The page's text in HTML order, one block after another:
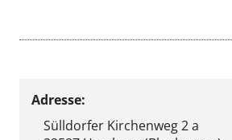
Adresse:
Sülldorfer Kirchenweg 2 a